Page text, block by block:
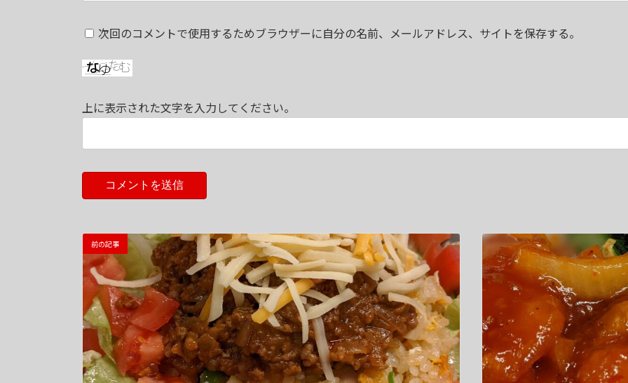
次回のコメントで使用するためブラウザーに自分の名前、メールアドレス、サイトを保存する。
上に表示された文字を入力してください。
前の記事